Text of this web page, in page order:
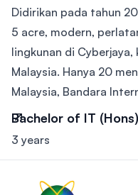
Didirikan pada tahun
5 acre, modern,
lingkunan di
Malaysia. Hanya 20
Malaysia, Bandara
Bachelor of IT (Hons)
3 years